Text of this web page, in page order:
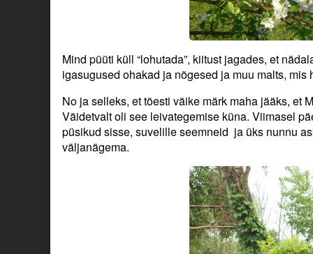
Mind püüti küll “lohutada”, kiitust jagades, et
igasugused ohakad ja nõgesed ja muu malts,
No ja selleks, et tõesti väike märk maha jääks, et
Väidetvalt oli see leivategemise küna. Viimasel
püsikud sisse, suvelille seemneid ja üks nunnu
väljanägema.